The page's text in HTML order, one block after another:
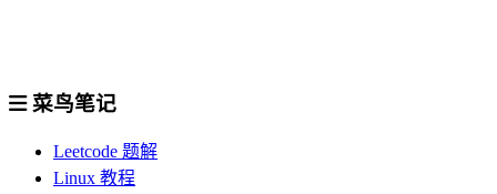
菜鸟笔记
Leetcode 题解
Linux 教程